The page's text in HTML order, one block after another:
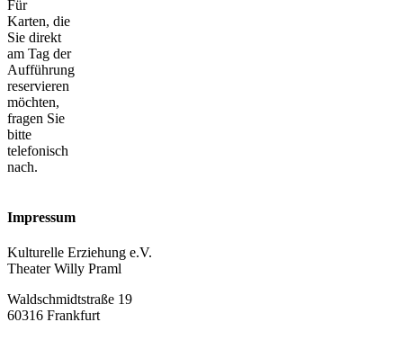
Für
Karten, die
Sie direkt
am Tag der
Aufführung
reservieren
möchten,
fragen Sie
bitte
telefonisch
nach.
Impressum
Kulturelle Erziehung e.V.
Theater Willy Praml
Waldschmidtstraße 19
60316 Frankfurt